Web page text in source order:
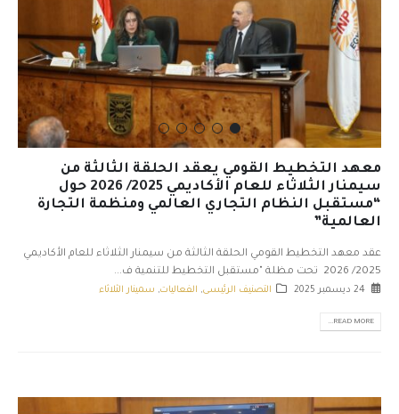
معهد التخطيط القومي يعقد الحلقة الثالثة من
سيمنار الثلاثاء للعام الأكاديمي 2025/ 2026 حول
“مستقبل النظام التجاري العالمي ومنظمة التجارة
العالمية”
عقد معهد التخطيط القومي الحلقة الثالثة من سيمنار الثلاثاء للعام الأكاديمي
2025/ 2026 تحت مظلة "مستقبل التخطيط للتنمية ف...
24 ديسمبر 2025 التصنيف الرئيسى, الفعاليات, سمينار الثلاثاء
READ MORE...